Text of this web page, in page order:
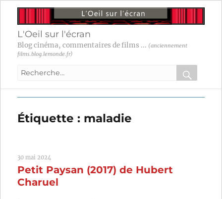
L'Oeil sur l'écran
Blog cinéma, commentaires de films ... (anciennement
films.blog.lemonde.fr)
Recherche
:
OK
Étiquette : maladie
30 mai 2024
Petit Paysan (2017) de Hubert
Charuel